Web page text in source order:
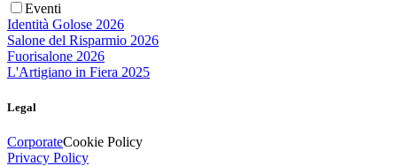
Eventi
Identità Golose 2026
Salone del Risparmio 2026
Fuorisalone 2026
L'Artigiano in Fiera 2025
Legal
CorporateCookie Policy
Privacy Policy